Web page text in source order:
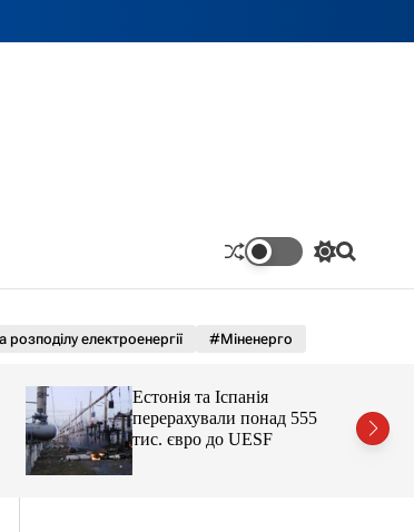
П
м
ч
к
П
електроенергії #Міненерго
Естонія та Іспанія
перерахували понад 555
тис. євро до UESF